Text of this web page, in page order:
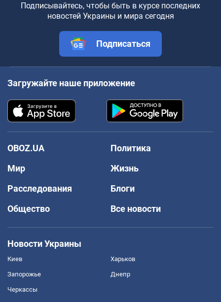
Подписывайтесь, чтобы быть в курсе последних
новостей Украины и мира сегодня
Подписаться
Загружайте наше приложение
OBOZ.UA
Политика
Мир
Жизнь
Расследования
Блоги
Общество
Все новости
Новости Украины
Киев Харьков
Запорожье Днепр
Черкассы